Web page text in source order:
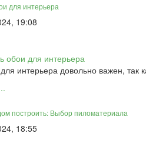
для интерьера
19:08
интерьера довольно важен, так
построить: Выбор пиломатериала
18:55